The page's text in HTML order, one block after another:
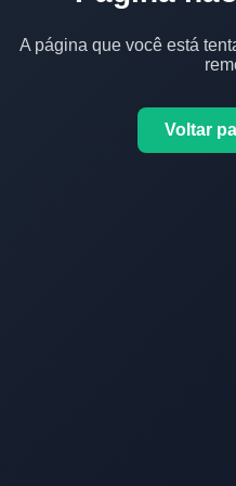
A página que você está
Voltar